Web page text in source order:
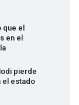
el
en el
pierde
el estado